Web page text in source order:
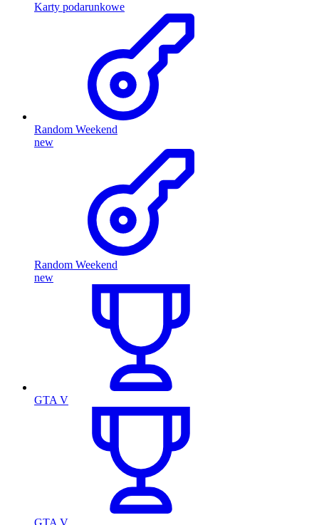
Karty podarunkowe
Random Weekend
new
Random Weekend
new
GTA V
GTA V